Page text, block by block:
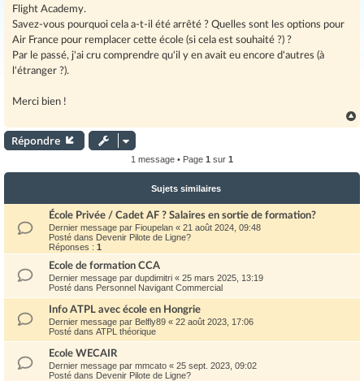
Flight Academy.
Savez-vous pourquoi cela a-t-il été arrêté ? Quelles sont les options pour
Air France pour remplacer cette école (si cela est souhaité ?) ?
Par le passé, j'ai cru comprendre qu'il y en avait eu encore d'autres (à
l'étranger ?).
Merci bien !
a
Répondre
1 message • Page 1 sur 1
Sujets similaires
École Privée / Cadet AF ? Salaires en sortie de formation?
Dernier message par Fioupelan « 21 août 2024, 09:48
Posté dans Devenir Pilote de Ligne?
Réponses : 1
Ecole de formation CCA
Dernier message par dupdimitri « 25 mars 2025, 13:19
Posté dans Personnel Navigant Commercial
Info ATPL avec école en Hongrie
Dernier message par Belfly89 « 22 août 2023, 17:06
Posté dans ATPL théorique
Ecole WECAIR
Dernier message par mmcato « 25 sept. 2023, 09:02
Posté dans Devenir Pilote de Ligne?